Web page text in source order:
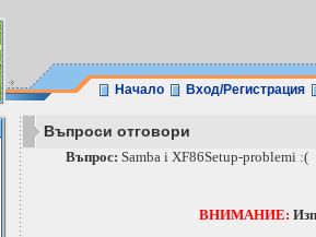
Начало Вход/Регистрация
Въпроси отговори
Въпрос: Samba i XF86Setup-problemi :(
ВНИМАНИЕ: